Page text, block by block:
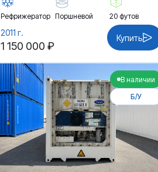
Рефрижератор Поршневой 20 футов
2011 г.
1 150 000 ₽
Купить
В наличии
Б/У